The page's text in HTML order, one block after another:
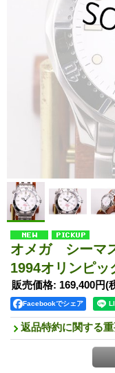
オメガ シーマ
1994オリンピッ
販売価格: 169,400円(
Facebookでシェア
返品特約に関する